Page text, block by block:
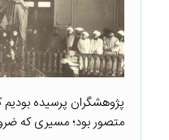
پژوهشگران پرسیده بودیم
متصور بود؛ مسیری که